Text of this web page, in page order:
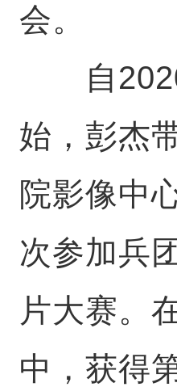
会。
自2020
始，彭杰
院影像中
次参加兵
片大赛。
中，获得